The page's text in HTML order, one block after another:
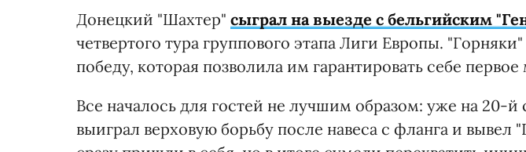
Донецкий "Шахтер" сыграл на выезде с бельгийским
четвертого тура группового этапа Лиги Европы.
победу, которая позволила им гарантировать себе первое
Все началось для гостей не лучшим образом: уже на 20-й
выиграл верховую борьбу после навеса с фланга и вывел